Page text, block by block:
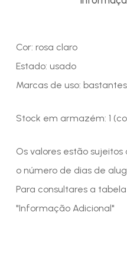
Cor: rosa claro
Estado: usado
Marcas de uso:
Stock em armazém: 1
Os valores estão
o número de dias de
Para consultares a
"Informação Adicional"